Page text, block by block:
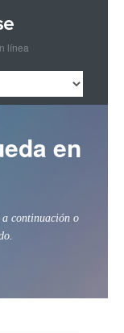
línea
en
a continuación o